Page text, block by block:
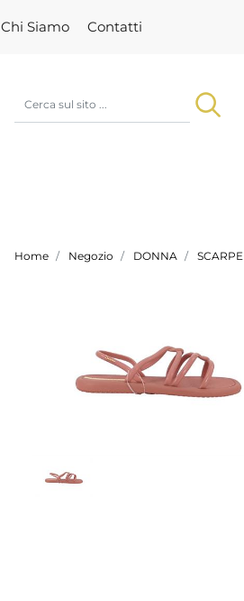
Chi Siamo Contatti
Home Negozio DONNA SCARPE